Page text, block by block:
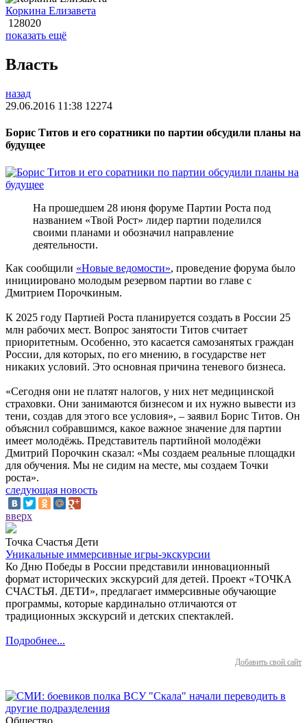
Коркина Елизавета
128020
показать ещё
Власть
назад
29.06.2016 11:38 12274
Борис Титов и его соратники по партии обсудили планы на
будущее
На прошедшем 28 июня форуме Партии Роста под
названием «Твой Рост» лидер партии поделился
своими планами и обозначил направление
деятельности.
Как сообщили «Новые ведомости», проведение форума было
инициировано молодым резервом партии во главе с
Дмитрием Порочкиным.
К 2025 году Партией Роста планируется создать в России 25
млн рабочих мест. Вопрос занятости Титов считает
приоритетным. Особенно, это касается самозанятых граждан
России, для которых, по его мнению, в государстве нет
никаких условий. Это основная причина теневого бизнеса.
«Сегодня они не платят налогов, у них нет медицинской
страховки. Они занимаются бизнесом и их нужно вывести из
тени, создав для этого все условия», – заявил Борис Титов. Он
объяснил собравшимся, какое важное значение для партии
имеет молодёжь. Представитель партийной молодёжи
Дмитрий Порочкин сказал: «Мы создаем реальные площадки
для обучения. Мы не сидим на месте, мы создаем Точки
роста».
следующая новость
вверх
Точка Счастья Дети
Уникальные иммерсивные игры-экскурсии
Ко Дню Победы в России представили инновационный
формат исторических экскурсий для детей. Проект «ТОЧКА
СЧАСТЬЯ. ДЕТИ», предлагает иммерсивные обучающие
программы, которые кардинально отличаются от
традиционных экскурсий и детских спектаклей.
Подробнее...
Добавить свой сайт
Общество